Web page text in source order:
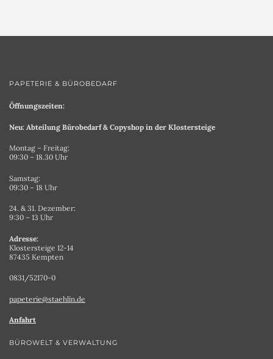
PAPETERIE & BÜROBEDARF
Öffnungszeiten:
Neu: Abteilung Bürobedarf & Copyshop in der Klostersteige
Montag – Freitag:
09:30 – 18.30 Uhr
Samstag:
09:30 – 18 Uhr
24. & 31. Dezember:
9:30 – 13 Uhr
Adresse:
Klostersteige 12-14
87435 Kempten
0831/52170-0
papeterie@staehlin.de
Anfahrt
BÜROWELT & VERWALTUNG